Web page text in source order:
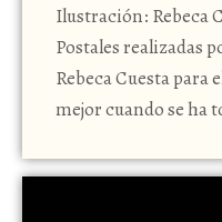
Ilustración: Rebeca
Postales realizadas
Rebeca Cuesta para
mejor cuando se ha